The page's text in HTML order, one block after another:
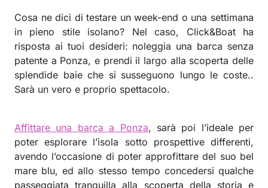
Cosa ne dici di testare un week-end o una settimana
in pieno stile isolano? Nel caso, Click&Boat ha
risposta ai tuoi desideri: noleggia una barca senza
patente a Ponza, e prendi il largo alla scoperta delle
splendide baie che si susseguono lungo le coste..
Sarà un vero e proprio spettacolo.
Affittare una barca a Ponza, sarà poi l’ideale per
poter esplorare l’isola sotto prospettive differenti,
avendo l’occasione di poter approfittare del suo bel
mare blu, ed allo stesso tempo concedersi qualche
passeggiata tranquilla alla scoperta della storia e